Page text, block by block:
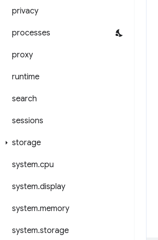
privacy
processes
proxy
runtime
search
sessions
storage
system.cpu
system.display
system.memory
system.storage